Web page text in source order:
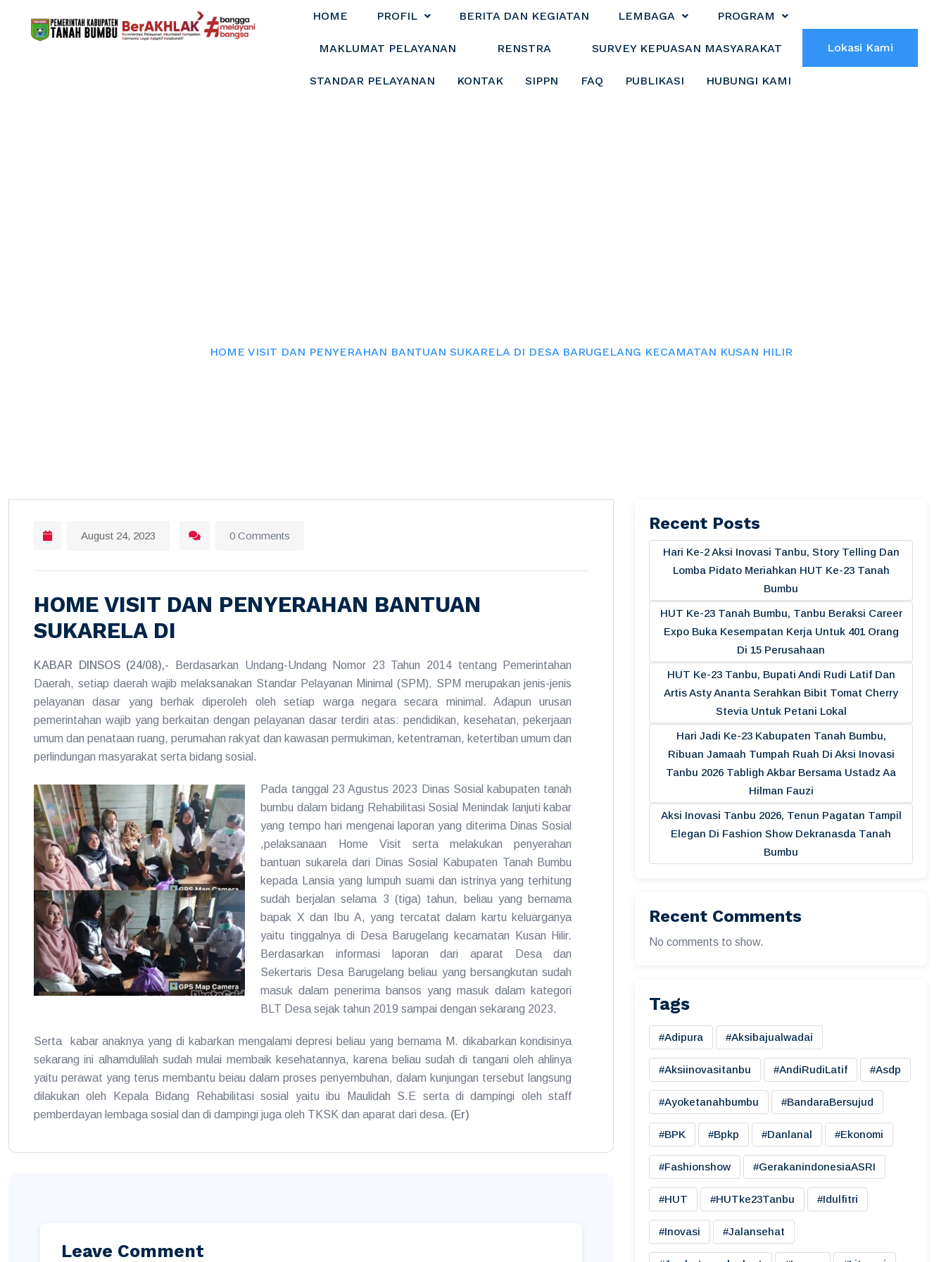
HOME PROFIL BERITA DAN KEGIATAN LEMBAGA PROGRAM
MAKLUMAT PELAYANAN RENSTRA SURVEY KEPUASAN MASYARAKAT
STANDAR PELAYANAN KONTAK SIPPN FAQ PUBLIKASI HUBUNGI KAMI
Lokasi Kami
HOME VISIT DAN PENYERAHAN BANTUAN SUKARELA DI DESA BARUGELANG KECAMATAN KUSAN HILIR
August 24, 2023 0 Comments
HOME VISIT DAN PENYERAHAN BANTUAN
SUKARELA DI
KABAR DINSOS (24/08),-
Berdasarkan Undang-Undang Nomor 23 Tahun 2014 tentang Pemerintahan
Daerah, setiap daerah wajib melaksanakan Standar Pelayanan Minimal (SPM). SPM merupakan jenis-jenis
pelayanan dasar yang berhak diperoleh oleh setiap warga negara secara minimal. Adapun urusan
pemerintahan wajib yang berkaitan dengan pelayanan dasar terdiri atas: pendidikan, kesehatan, pekerjaan
umum dan penataan ruang, perumahan rakyat dan kawasan permukiman, ketentraman, ketertiban umum dan
perlindungan masyarakat serta bidang sosial.
Pada tanggal 23 Agustus 2023 Dinas Sosial kabupaten tanah
bumbu dalam bidang Rehabilitasi Sosial Menindak lanjuti kabar
yang tempo hari mengenai laporan yang diterima Dinas Sosial
,pelaksanaan Home Visit serta melakukan penyerahan
bantuan sukarela dari Dinas Sosial Kabupaten Tanah Bumbu
kepada Lansia yang lumpuh suami dan istrinya yang terhitung
sudah berjalan selama 3 (tiga) tahun, beliau yang bernama
bapak X dan Ibu A, yang tercatat dalam kartu keluarganya
yaitu tinggalnya di Desa Barugelang kecamatan Kusan Hilir.
Berdasarkan informasi laporan dari aparat Desa dan
Sekertaris Desa Barugelang beliau yang bersangkutan sudah
masuk dalam penerima bansos yang masuk dalam kategori
BLT Desa sejak tahun 2019 sampai dengan sekarang 2023.
Serta kabar anaknya yang di kabarkan mengalami depresi beliau yang bernama M. dikabarkan kondisinya
sekarang ini alhamdulilah sudah mulai membaik kesehatannya, karena beliau sudah di tangani oleh ahlinya
yaitu perawat yang terus membantu beiau dalam proses penyembuhan, dalam kunjungan tersebut langsung
dilakukan oleh Kepala Bidang Rehabilitasi sosial yaitu ibu Maulidah S.E serta di dampingi oleh staff
pemberdayan lembaga sosial dan di dampingi juga oleh TKSK dan aparat dari desa. (Er)
Leave Comment
Recent Posts
Hari Ke-2 Aksi Inovasi Tanbu, Story Telling Dan
Lomba Pidato Meriahkan HUT Ke-23 Tanah
Bumbu
HUT Ke-23 Tanah Bumbu, Tanbu Beraksi Career
Expo Buka Kesempatan Kerja Untuk 401 Orang
Di 15 Perusahaan
HUT Ke-23 Tanbu, Bupati Andi Rudi Latif Dan
Artis Asty Ananta Serahkan Bibit Tomat Cherry
Stevia Untuk Petani Lokal
Hari Jadi Ke-23 Kabupaten Tanah Bumbu,
Ribuan Jamaah Tumpah Ruah Di Aksi Inovasi
Tanbu 2026 Tabligh Akbar Bersama Ustadz Aa
Hilman Fauzi
Aksi Inovasi Tanbu 2026, Tenun Pagatan Tampil
Elegan Di Fashion Show Dekranasda Tanah
Bumbu
Recent Comments
No comments to show.
Tags
#adipura #aksibajualwadai
#aksiinovasitanbu #AndiRudiLatif #asdp
#ayoketanahbumbu #BandaraBersujud
#BPK #bpkp #danlanal #ekonomi
#fashionshow #gerakanindonesiaASRI
#HUT #HUTke23Tanbu #idulfitri
#inovasi #jalansehat